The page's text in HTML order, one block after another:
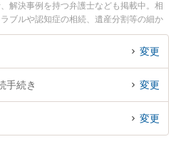
解決事例を持つ弁護士なども掲載中。相
ブルや認知症の相続、遺産分割等の細か
す。特に法律事務所Lapinの河井 浩志弁
士、原田綜合法律事務所の原田 和幸弁護
績豊富な近くの弁護士を検索したい』
談できる江戸川区内の弁護士に相談予約
おすすめです。
変更
手続き 変更
変更